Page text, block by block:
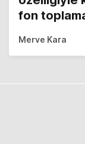
fon
Merve Kara